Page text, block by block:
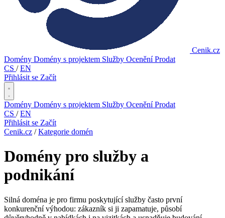
Cenik.cz
Domény Domény s projektem Služby OceněníProdat
CS / EN
Přihlásit se Začít
Domény Domény s projektem Služby OceněníProdat
CS / EN
Přihlásit se Začít
Cenik.cz / Kategorie domén
Domény pro služby a
podnikání
Silná doména je pro firmu poskytující služby často první
konkurenční výhodou: zákazník si ji zapamatuje, působí